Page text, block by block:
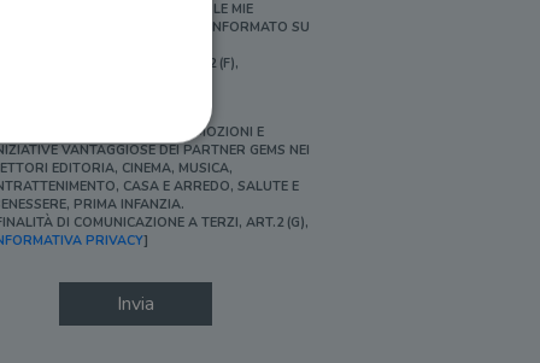
PERSONALIZZATE E IN LINEA CON LE MIE
ABITUDINI DI ACQUISTO, ESSERE INFORMATO SU
[FINALITÀ DI PROFILAZIONE, ART.2 (F),
SÌ, DESIDERO ACCEDERE A PROMOZIONI E
VANTAGGIOSE DEI PARTNER GEMS NEI
EDITORIA, CINEMA, MUSICA,
CASA E ARREDO, SALUTE E
PRIMA INFANZIA.
DI COMUNICAZIONE A TERZI, ART.2 (G),
PRIVACY]
Invia
dell'account. Il sito